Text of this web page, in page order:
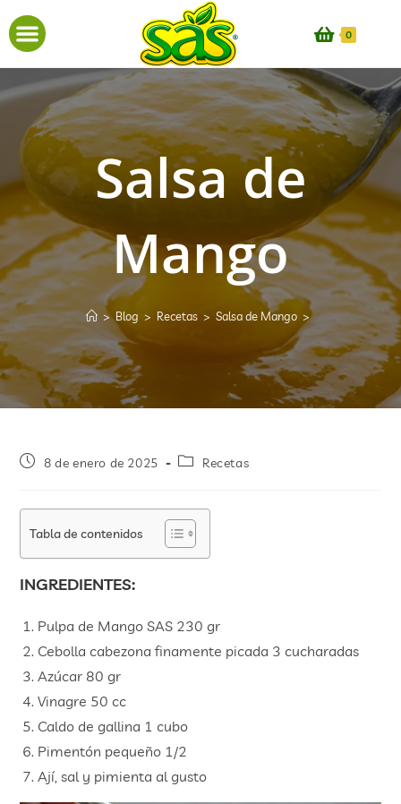
0
Salsa de
Mango
> Blog > Recetas > Salsa de Mango >
8 de enero de 2025 Recetas
Tabla de contenidos
INGREDIENTES:
Pulpa de Mango SAS 230 gr
Cebolla cabezona finamente picada 3 cucharadas
Azúcar 80 gr
Vinagre 50 cc
Caldo de gallina 1 cubo
Pimentón pequeño 1/2
Ají, sal y pimienta al gusto